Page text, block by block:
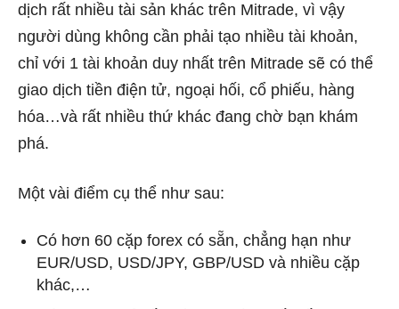
dịch rất nhiều tài sản khác trên Mitrade, vì vậy
người dùng không cần phải tạo nhiều tài khoản,
chỉ với 1 tài khoản duy nhất trên Mitrade sẽ có thể
giao dịch tiền điện tử, ngoại hối, cổ phiếu, hàng
hóa…và rất nhiều thứ khác đang chờ bạn khám
phá.
Một vài điểm cụ thể như sau:
Có hơn 60 cặp forex có sẵn, chẳng hạn như
EUR/USD, USD/JPY, GBP/USD và nhiều cặp
khác,…